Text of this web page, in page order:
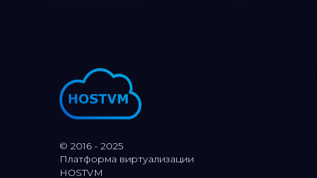
© 2016 - 2025
Платформа виртуализации
HOSTVM